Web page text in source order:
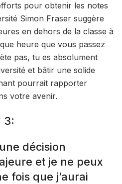
pour obtenir les notes
Simon Fraser suggère
en dehors de la classe à
heure que vous passez
pas, tu es absolument
et bâtir une solide
pourrait rapporter
votre avenir.
3:
décision
et je ne peux
fois que j’aurai